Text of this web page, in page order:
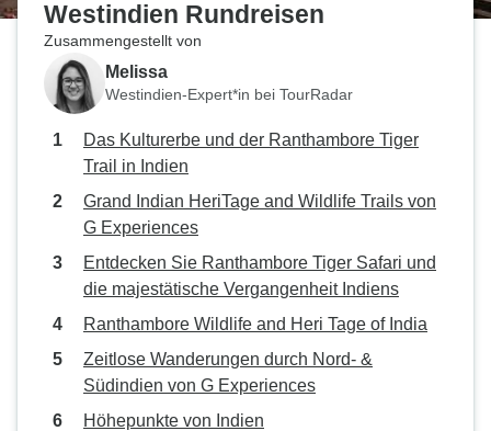
Westindien Rundreisen
Zusammengestellt von
Melissa
Westindien-Expert*in bei TourRadar
Das Kulturerbe und der Ranthambore Tiger
Trail in Indien
Grand Indian HeriTage and Wildlife Trails von
G Experiences
Entdecken Sie Ranthambore Tiger Safari und
die majestätische Vergangenheit Indiens
Ranthambore Wildlife and Heri Tage of India
Zeitlose Wanderungen durch Nord- &
Südindien von G Experiences
Höhepunkte von Indien